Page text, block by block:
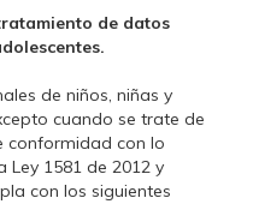
de datos
de niños, niñas y
cuando se trate de
conformidad con lo
Ley 1581 de 2012 y
con los siguientes